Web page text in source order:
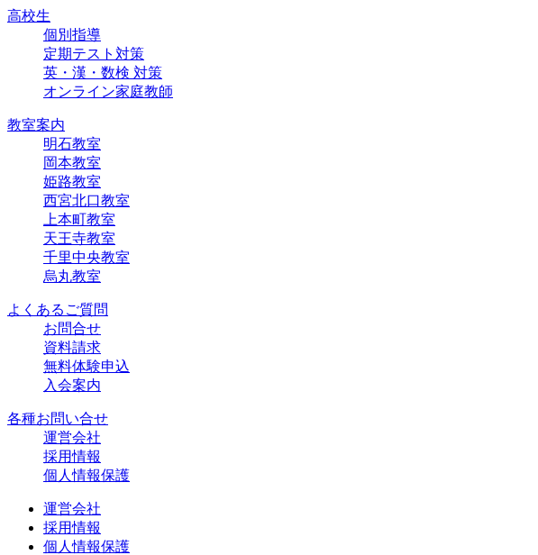
高校生
個別指導
定期テスト対策
英・漢・数検 対策
オンライン家庭教師
教室案内
明石教室
岡本教室
姫路教室
西宮北口教室
上本町教室
天王寺教室
千里中央教室
烏丸教室
よくあるご質問
お問合せ
資料請求
無料体験申込
入会案内
各種お問い合せ
運営会社
採用情報
個人情報保護
運営会社
採用情報
個人情報保護